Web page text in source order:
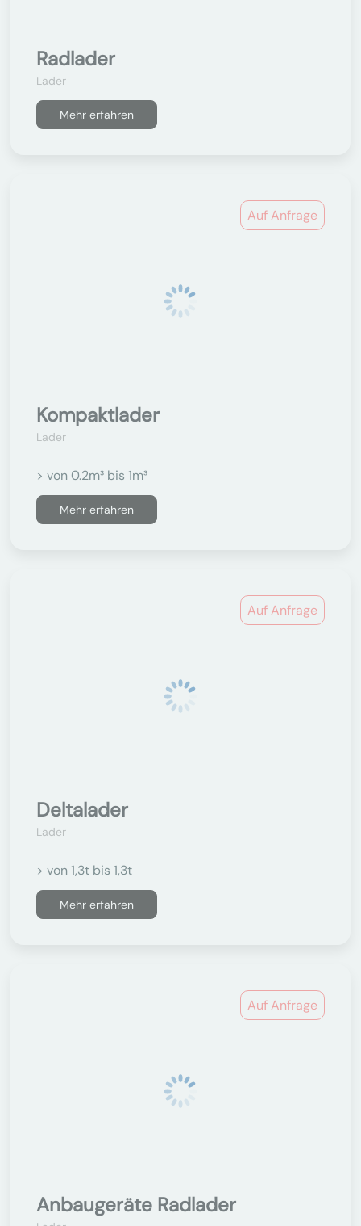
Radlader
Lader
Mehr erfahren
Auf Anfrage
Kompaktlader
Lader
> von 0.2m³ bis 1m³
Mehr erfahren
Auf Anfrage
Deltalader
Lader
> von 1,3t bis 1,3t
Mehr erfahren
Auf Anfrage
Anbaugeräte Radlader